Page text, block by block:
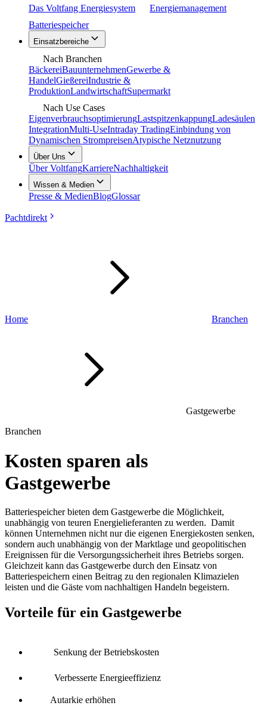
Das Voltfang Energiesystem
Energiemanagement
Batteriespeicher
Einsatzbereiche
Nach Branchen
BäckereiBauunternehmenGewerbe &
HandelGießereiIndustrie &
ProduktionLandwirtschaftSupermarkt
Nach Use Cases
EigenverbrauchsoptimierungLastspitzenkappungLadesäulen
IntegrationMulti-UseIntraday TradingEinbindung von
Dynamischen StrompreisenAtypische Netznutzung
Über Uns
Über VoltfangKarriereNachhaltigkeit
Wissen & Medien
Presse & MedienBlogGlossar
Pachtdirekt
Home Branchen
Gastgewerbe
Branchen
Kosten sparen als
Gastgewerbe
Batteriespeicher bieten dem Gastgewerbe die Möglichkeit,
unabhängig von teuren Energielieferanten zu werden. Damit
können Unternehmen nicht nur die eigenen Energiekosten senken,
sondern auch unabhängig von der Marktlage und geopolitischen
Ereignissen für die Versorgungssicherheit ihres Betriebs sorgen.
Gleichzeit kann das Gastgewerbe durch den Einsatz von
Batteriespeichern einen Beitrag zu den regionalen Klimazielen
leisten und die Gäste vom nachhaltigen Handeln begeistern.
Vorteile für ein Gastgewerbe
Senkung der Betriebskosten
Verbesserte Energieeffizienz
Autarkie erhöhen